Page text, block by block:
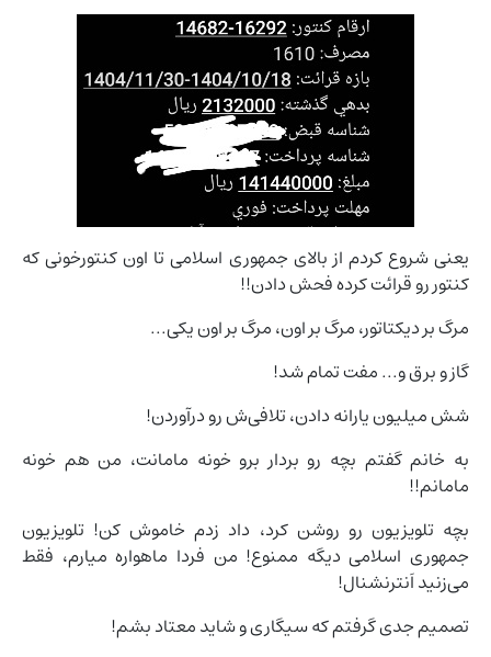
یعنی شروع کردم از بالای جمهوری اسلامی تا اون کنتورخونی که
کنتور رو قرائت کرده فحش دادن!!
مرگ بر دیکتاتور، مرگ بر اون، مرگ بر اون یکی...
گاز و برق و... مفت تمام شد!
شش میلیون یارانه دادن، تلافی‌ش رو درآوردن!
به خانم گفتم بچه رو بردار برو خونه مامانت، من هم خونه
مامانم!!
بچه تلویزیون رو روشن کرد، داد زدم خاموش کن! تلویزیون
جمهوری اسلامی دیگه ممنوع! من فردا ماهواره میارم، فقط
می‌زنید اَنترنشنال!
تصمیم جدی گرفتم که سیگاری و شاید معتاد بشم!